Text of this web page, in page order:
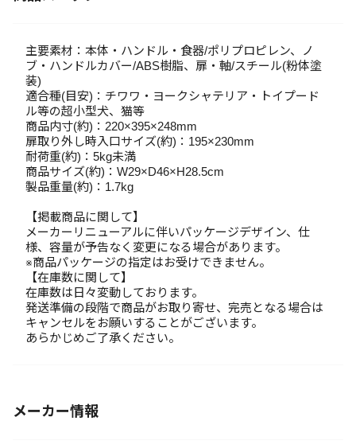
主要素材：本体・ハンドル・食器/ポリプロピレン、ノ
ブ・ハンドルカバー/ABS樹脂、扉・軸/スチール(粉体塗
装)
適合種(目安)：チワワ・ヨークシャテリア・トイプード
ル等の超小型犬、猫等
商品内寸(約)：220×395×248mm
扉取り外し時入口サイズ(約)：195×230mm
耐荷重(約)：5kg未満
商品サイズ(約)：W29×D46×H28.5cm
製品重量(約)：1.7kg
【掲載商品に関して】
メーカーリニューアルに伴いパッケージデザイン、仕
様、容量が予告なく変更になる場合があります。
※商品パッケージの指定はお受けできません。
【在庫数に関して】
在庫数は日々変動しております。
発送準備の段階で商品がお取り寄せ、完売となる場合は
キャンセルをお願いすることがございます。
あらかじめご了承ください。
メーカー情報